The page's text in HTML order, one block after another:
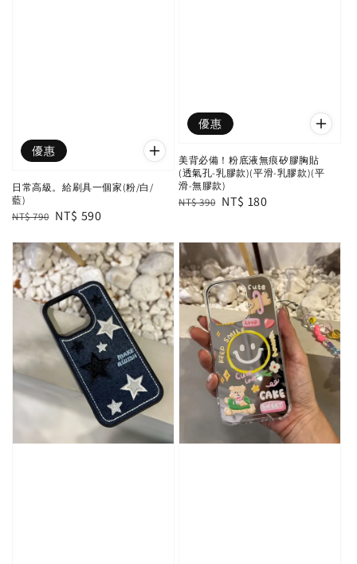
優惠
日常高級。給刷具一個家(粉/白/
藍)
Regular
NT$ 790 Sale
NT$ 590
優惠
美背必備！粉底液無痕矽膠胸貼
(透氣孔-乳膠款)(平滑-乳膠款)(平
滑-無膠款)
Regular
NT$ 390 Sale
NT$ 180